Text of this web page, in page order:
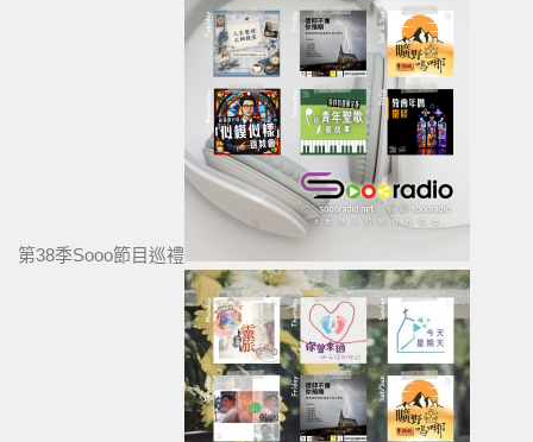
第38季Sooo節目巡禮